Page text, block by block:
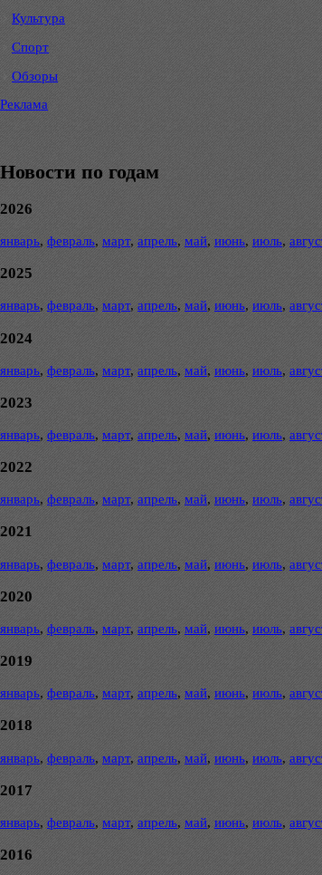
Культура
Спорт
Обзоры
Реклама
Новости по годам
2026
январь, февраль, март, апрель, май, июнь, июль,
2025
январь, февраль, март, апрель, май, июнь, июль,
2024
январь, февраль, март, апрель, май, июнь, июль,
2023
январь, февраль, март, апрель, май, июнь, июль,
2022
январь, февраль, март, апрель, май, июнь, июль,
2021
январь, февраль, март, апрель, май, июнь, июль,
2020
январь, февраль, март, апрель, май, июнь, июль,
2019
январь, февраль, март, апрель, май, июнь, июль,
2018
январь, февраль, март, апрель, май, июнь, июль,
2017
январь, февраль, март, апрель, май, июнь, июль,
2016